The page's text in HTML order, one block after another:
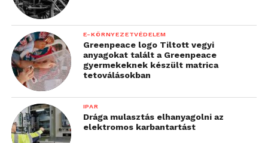
E-KÖRNYEZETVÉDELEM
Greenpeace logo Tiltott vegyi
anyagokat talált a Greenpeace
gyermekeknek készült matrica
tetoválásokban
IPAR
Drága mulasztás elhanyagolni az
elektromos karbantartást